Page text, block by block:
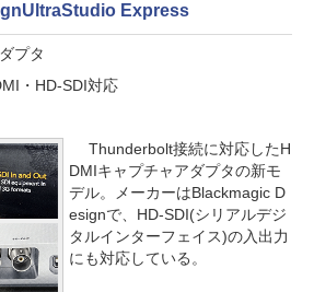
UltraStudio Express
プタ
・HD-SDI対応
Thunderbolt接続に対応したH
DMIキャプチャアダプタの新モ
デル。メーカーはBlackmagic D
esignで、HD-SDI(シリアルデジ
タルインターフェイス)の入出力
にも対応している。